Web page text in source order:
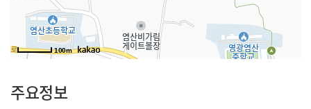
100m
주요정보